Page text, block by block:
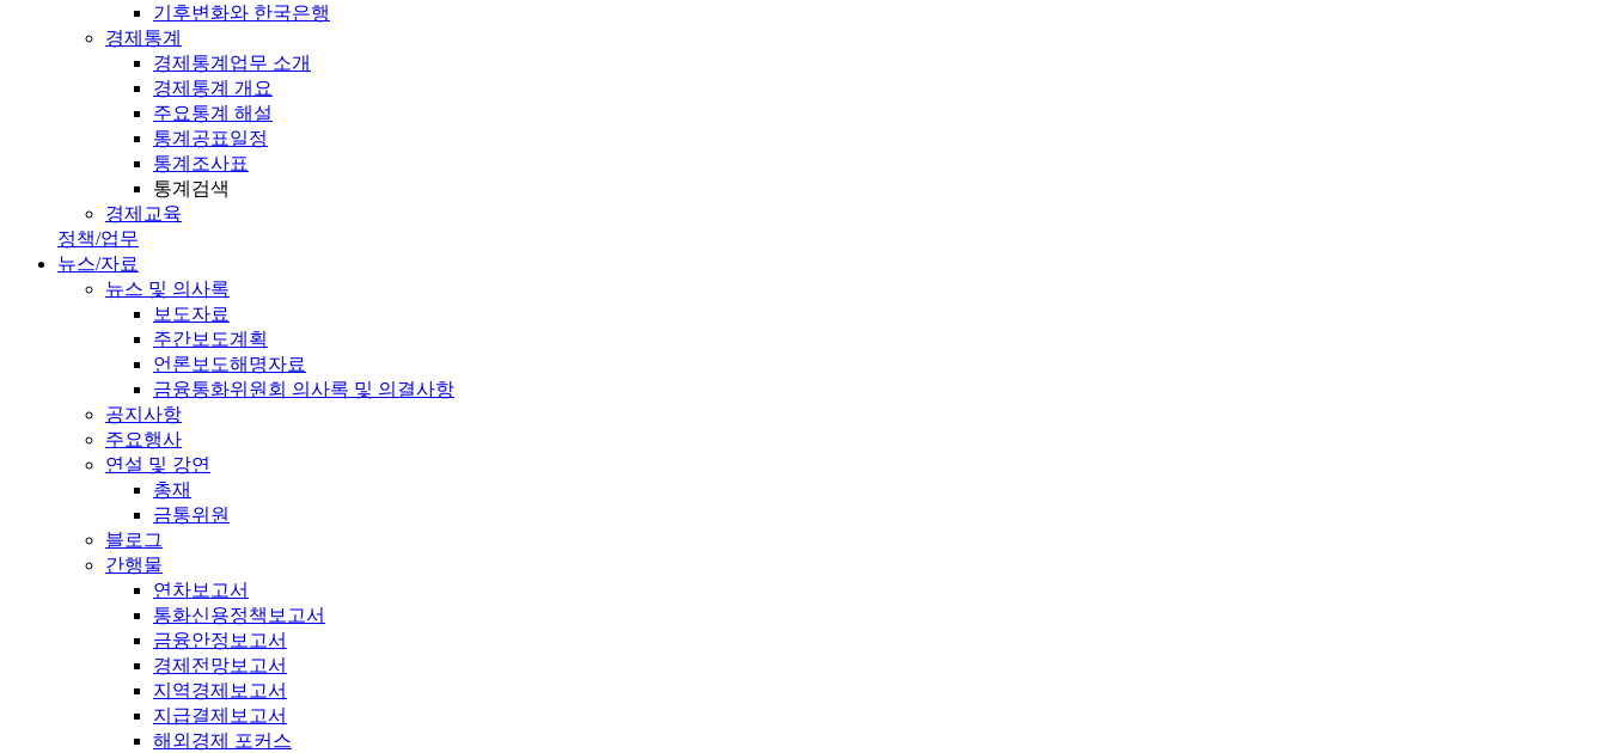
기후변화와 한국은행
경제통계
경제통계업무 소개
경제통계 개요
주요통계 해설
통계공표일정
통계조사표
통계검색
경제교육
정책/업무
뉴스/자료
뉴스 및 의사록
보도자료
주간보도계획
언론보도해명자료
금융통화위원회 의사록 및 의결사항
공지사항
주요행사
연설 및 강연
총재
금통위원
블로그
간행물
연차보고서
통화신용정책보고서
금융안정보고서
경제전망보고서
지역경제보고서
지급결제보고서
해외경제 포커스